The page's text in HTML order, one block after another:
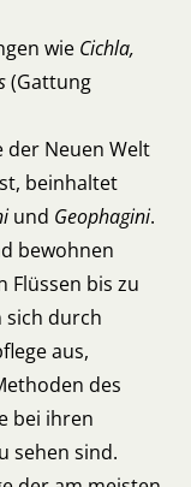
wie Cichla,
(Gattung
der Neuen Welt
beinhaltet
und Geophagini.
bewohnen
Flüssen bis zu
sich durch
aus,
des
bei ihren
sehen sind.